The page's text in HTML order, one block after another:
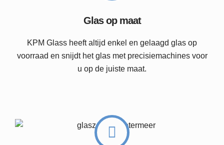
Glas op maat
KPM Glass heeft altijd enkel en gelaagd glas op
voorraad en snijdt het glas met precisiemachines voor
u op de juiste maat.